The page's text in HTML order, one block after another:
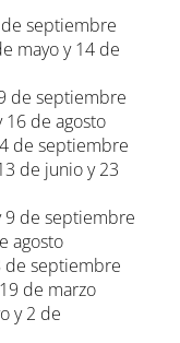
septiembre
mayo y 14 de
de septiembre
de agosto
de septiembre
de junio y 23
9 de septiembre
agosto
de septiembre
de marzo
y 2 de